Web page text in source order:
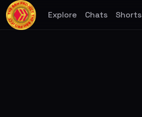
Explore Chats Shorts